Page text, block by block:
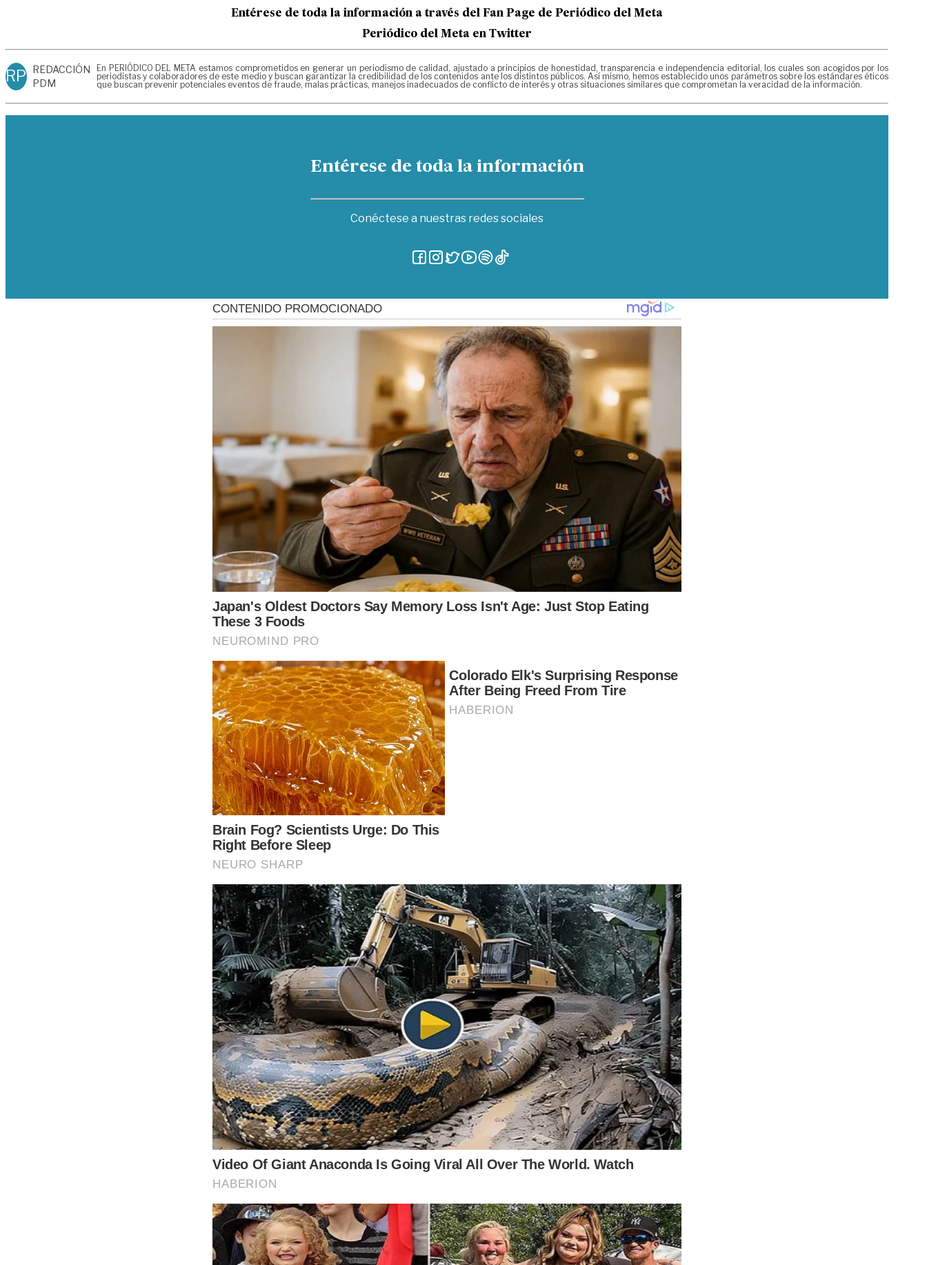
Entérese de toda la información a través del Fan Page de Periódico del Meta
Periódico del Meta en Twitter
RP REDACCIÓN
PDM
En PERIÓDICO DEL META estamos comprometidos en generar un periodismo de calidad, ajustado a principios de honestidad, transparencia e independencia editorial, los cuales son acogidos por los
periodistas y colaboradores de este medio y buscan garantizar la credibilidad de los contenidos ante los distintos públicos. Así mismo, hemos establecido unos parámetros sobre los estándares éticos
que buscan prevenir potenciales eventos de fraude, malas prácticas, manejos inadecuados de conflicto de interés y otras situaciones similares que comprometan la veracidad de la información.
Entérese de toda la información
Conéctese a nuestras redes sociales